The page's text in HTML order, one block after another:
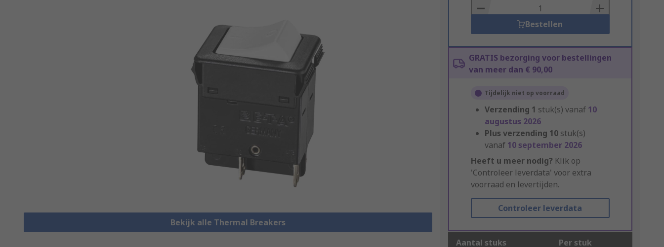
Bekijk alle Thermal Breakers
Basket
Bestellen
GRATIS bezorging voor bestellingen
van meer dan € 90,00
Tijdelijk niet op voorraad
Verzending 1 stuk(s) vanaf 10
augustus 2026
Plus verzending 10 stuk(s)
vanaf 10 september 2026
Heeft u meer nodig? Klik op
'Controleer leverdata' voor extra
voorraad en levertijden.
Controleer leverdata
Aantal stuks Per stuk